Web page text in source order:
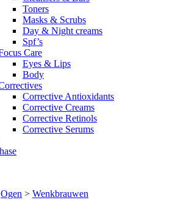
Toners
Masks & Scrubs
Day & Night creams
Spf’s
Care
Eyes & Lips
Body
Corrective Antioxidants
Corrective Creams
Corrective Retinols
Corrective Serums
Ogen > Wenkbrauwen